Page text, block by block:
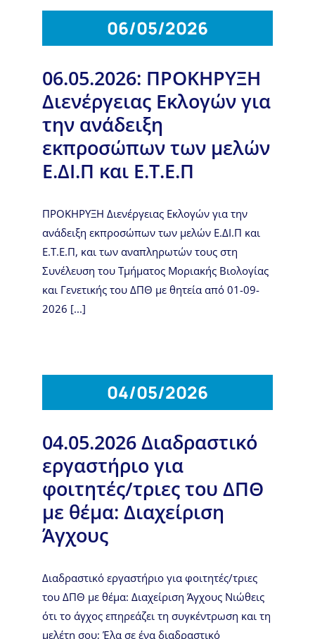
06/05/2026
06.05.2026: ΠΡΟΚΗΡΥΞΗ
Διενέργειας Εκλογών για
την ανάδειξη
εκπροσώπων των μελών
Ε.ΔΙ.Π και Ε.Τ.Ε.Π
ΠΡΟΚΗΡΥΞΗ Διενέργειας Εκλογών για την
ανάδειξη εκπροσώπων των μελών Ε.ΔΙ.Π και
Ε.Τ.Ε.Π, και των αναπληρωτών τους στη
Συνέλευση του Τμήματος Μοριακής Βιολογίας
και Γενετικής του ΔΠΘ με θητεία από 01-09-
2026 [...]
04/05/2026
04.05.2026 Διαδραστικό
εργαστήριο για
φοιτητές/τριες του ΔΠΘ
με θέμα: Διαχείριση
Άγχους
Διαδραστικό εργαστήριο για φοιτητές/τριες
του ΔΠΘ με θέμα: Διαχείριση Άγχους Νιώθεις
ότι το άγχος επηρεάζει τη συγκέντρωση και τη
μελέτη σου; Έλα σε ένα διαδραστικό